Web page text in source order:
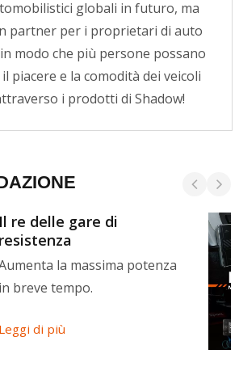
globali in futuro, ma
partner per i proprietari di auto
modo che più persone possano
piacere e la comodità dei veicoli
i prodotti di Shadow!
Il re delle gare di
resistenza
la massima potenza
in breve tempo.
Leggi di più